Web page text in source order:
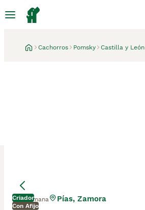
Cachorros Pomsky Castilla y León
Criador
Con Afijo
1 semana Pías, Zamora